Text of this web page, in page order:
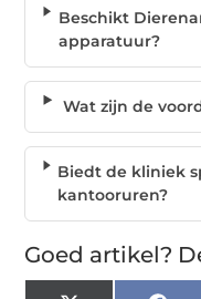
Beschikt
apparatuur?
Wat zijn de
Biedt de kliniek
kantooruren?
Goed artikel?